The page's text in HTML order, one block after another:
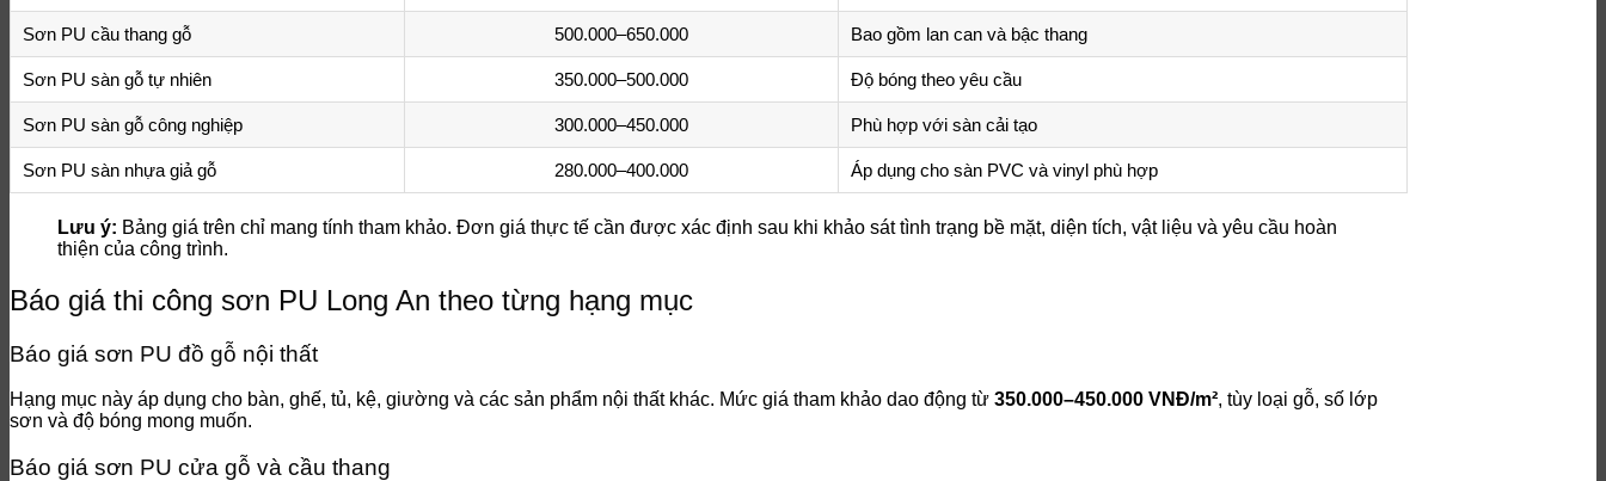
Sơn PU cầu thang gỗ 500.000–650.000 Bao gồm lan can và bậc thang
Sơn PU sàn gỗ tự nhiên 350.000–500.000 Độ bóng theo yêu cầu
Sơn PU sàn gỗ công nghiệp 300.000–450.000 Phù hợp với sàn cải tạo
Sơn PU sàn nhựa giả gỗ 280.000–400.000 Áp dụng cho sàn PVC và vinyl phù hợp
Lưu ý: Bảng giá trên chỉ mang tính tham khảo. Đơn giá thực tế cần được xác định sau khi khảo sát tình trạng bề mặt, diện tích, vật liệu và yêu cầu hoàn
thiện của công trình.
Báo giá thi công sơn PU Long An theo từng hạng mục
Báo giá sơn PU đồ gỗ nội thất
Hạng mục này áp dụng cho bàn, ghế, tủ, kệ, giường và các sản phẩm nội thất khác. Mức giá tham khảo dao động từ 350.000–450.000 VNĐ/m², tùy loại gỗ, số lớp
sơn và độ bóng mong muốn.
Báo giá sơn PU cửa gỗ và cầu thang